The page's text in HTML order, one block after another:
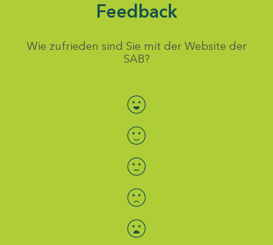
Feedback
Wie zufrieden sind Sie mit der Website der
SAB?
Bewertung auswählen